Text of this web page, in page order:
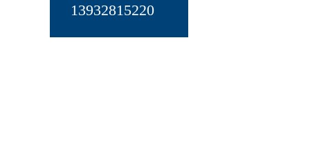
13932815220